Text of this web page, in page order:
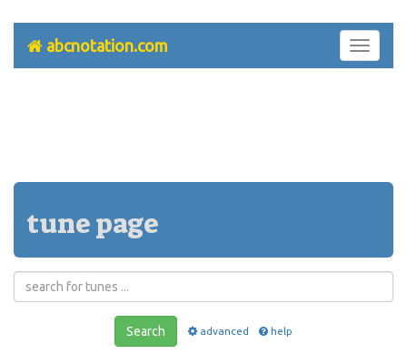
Toggle
abcnotation.com
tune page
Search advanced help